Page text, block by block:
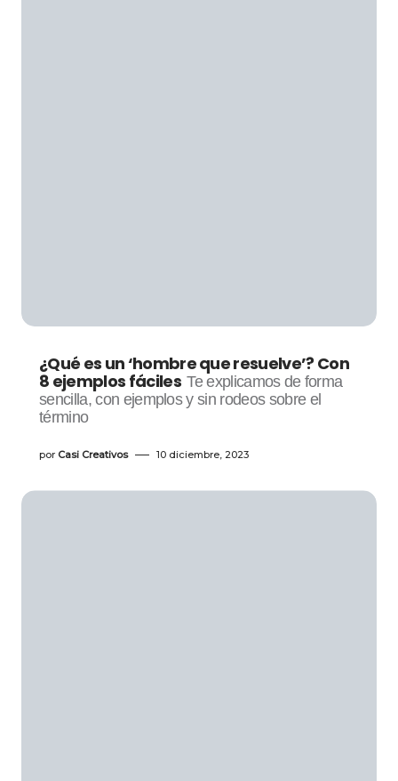
¿Qué es un ‘hombre que resuelve’? Con
8 ejemplos fáciles Te explicamos de forma
sencilla, con ejemplos y sin rodeos sobre el
término
por Casi Creativos 10 diciembre, 2023